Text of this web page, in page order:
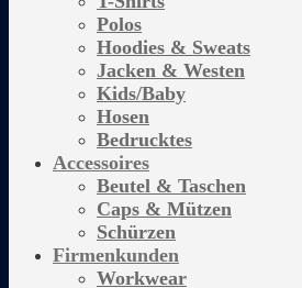
Polos
Hoodies & Sweats
Jacken & Westen
Kids/Baby
Hosen
Bedrucktes
Accessoires
Beutel & Taschen
Caps & Mützen
Schürzen
Firmenkunden
Workwear